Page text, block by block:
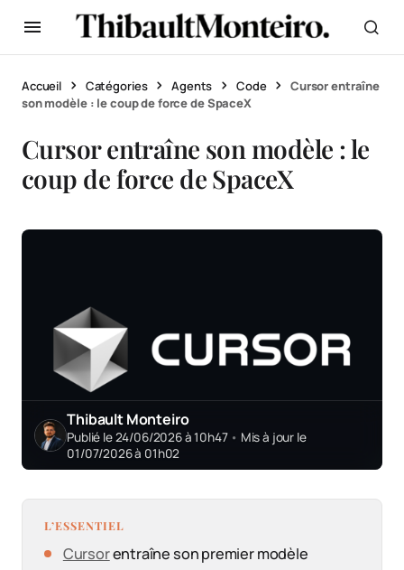
Accueil Catégories Agents Code
Cursor entraîne
son modèle : le coup de force de SpaceX
Cursor entraîne son modèle : le
coup de force de SpaceX
Thibault Monteiro
Publié le 24/06/2026 à 10h47 • Mis à jour le
01/07/2026 à 01h02
L’ESSENTIEL
Cursorentraîne son premier modèle